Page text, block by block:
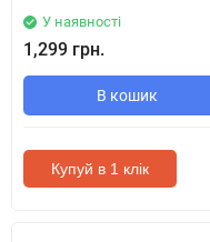
У наявності
1,299 грн.
В кошик
Купуй в 1 клік